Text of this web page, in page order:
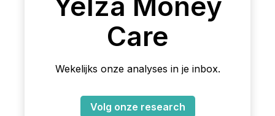
Care
Wekelijks onze analyses in je inbox.
Volg onze research